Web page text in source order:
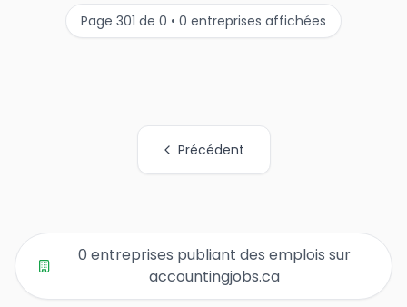
Page 301 de 0 • 0 entreprises affichées
Précédent
0 entreprises publiant des emplois sur
accountingjobs.ca